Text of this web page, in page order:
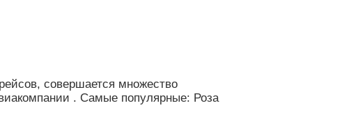
совершается множество
. Самые популярные: Роза